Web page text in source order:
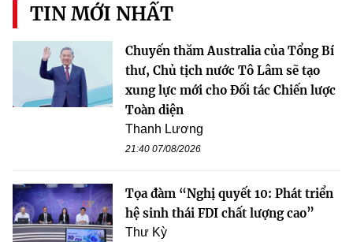
TIN MỚI NHẤT
Chuyến thăm Australia của Tổng Bí
thư, Chủ tịch nước Tô Lâm sẽ tạo
xung lực mới cho Đối tác Chiến lược
Toàn diện
Thanh Lương
21:40 07/08/2026
Tọa đàm “Nghị quyết 10: Phát triển
hệ sinh thái FDI chất lượng cao”
Thư Kỳ